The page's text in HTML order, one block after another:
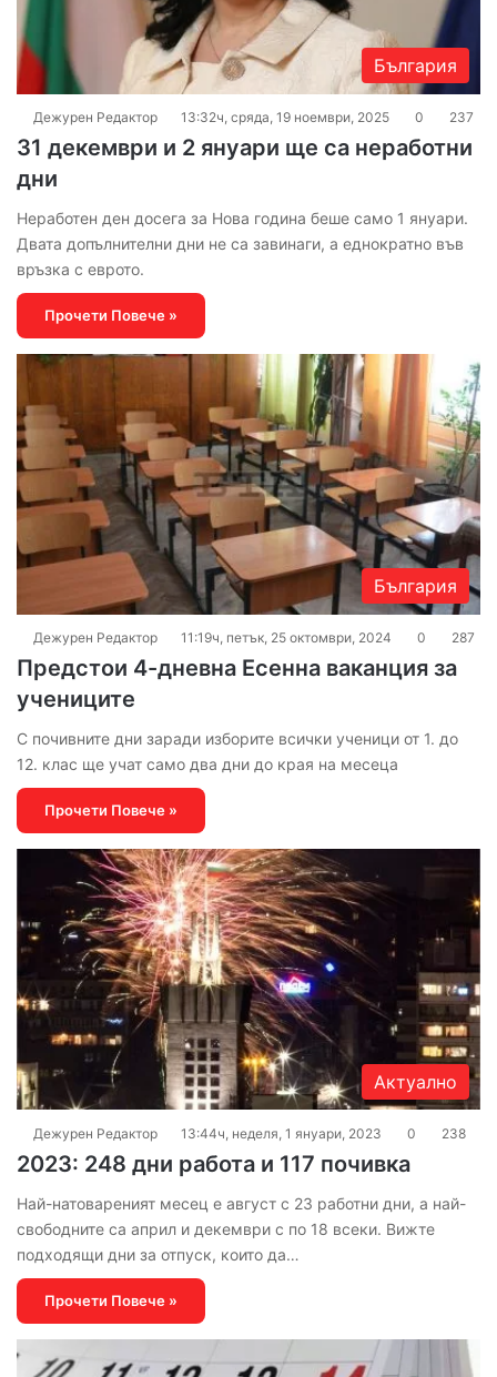
България
Дежурен Редактор 13:32ч, сряда, 19 ноември, 2025 0 237
31 декември и 2 януари ще са неработни
дни
Неработен ден досега за Нова година беше само 1 януари.
Двата допълнителни дни не са завинаги, а еднократно във
връзка с еврото.
Прочети Повече »
България
Дежурен Редактор 11:19ч, петък, 25 октомври, 2024 0 287
Предстои 4-дневна Есенна ваканция за
учениците
С почивните дни заради изборите всички ученици от 1. до
12. клас ще учат само два дни до края на месеца
Прочети Повече »
Актуално
Дежурен Редактор 13:44ч, неделя, 1 януари, 2023 0 238
2023: 248 дни работа и 117 почивка
Най-натовареният месец е август с 23 работни дни, а най-
свободните са април и декември с по 18 всеки. Вижте
подходящи дни за отпуск, които да…
Прочети Повече »